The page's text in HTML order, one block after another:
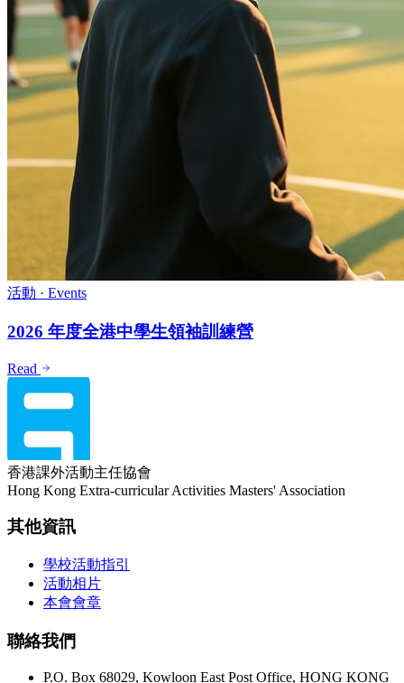
活動 · Events
2026 年度全港中學生領袖訓練營
Read
香港課外活動主任協會
Hong Kong Extra-curricular Activities Masters' Association
其他資訊
學校活動指引
活動相片
本會會章
聯絡我們
P.O. Box 68029, Kowloon East Post Office, HONG KONG